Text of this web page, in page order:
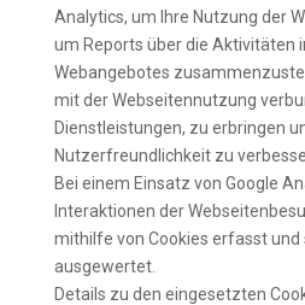
Analytics, um Ihre Nutzung der
um Reports über die Aktivitäten
Webangebotes
mit der Webseitennutzung
Dienstleistungen, zu erbringen
Nutzerfreundlichkeit zu
Bei einem Einsatz von Google
Interaktionen der
mithilfe von Cookies erfasst
ausgewertet.
Details zu den eingesetzten